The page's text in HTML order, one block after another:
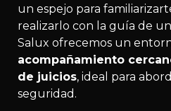
un espejo para
realizarlo con la guía de
Salux ofrecemos un
acompañamiento
de juicios, ideal para
seguridad.